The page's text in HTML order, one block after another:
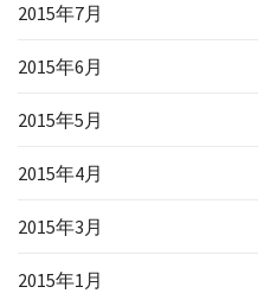
2015年7月
2015年6月
2015年5月
2015年4月
2015年3月
2015年1月